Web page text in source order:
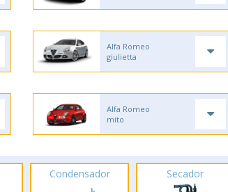
Alfa Romeo
giulietta
Alfa Romeo
mito
Condensador Secador